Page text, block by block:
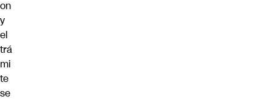
on
y
el
trá
mi
te
se